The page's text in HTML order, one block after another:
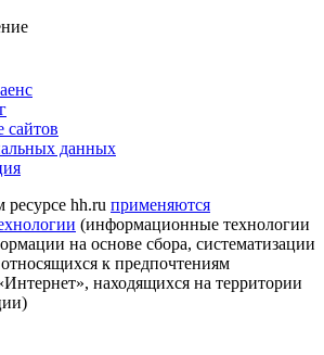
сайтов
данных
hh.ru применяются
(информационные технологии
на основе сбора, систематизации
к предпочтениям
находящихся на территории